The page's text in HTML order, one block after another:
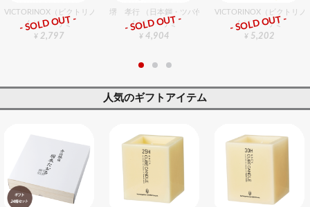
VICTORINOX（ビクトリノックス） プロフェッショナル 牛刀 19cm
包丁・ハサミ
¥ 2,797
- SOLD OUT -
堺 孝行 （日本鋼・ツバ付）サバキ 15cm 東型
包丁・ハサミ
¥ 4,904
- SOLD OUT -
VICTORINOX（ビクトリ
包丁・ハサミ
¥ 5,202
- SOLD OUT -
人気のギフトアイテム